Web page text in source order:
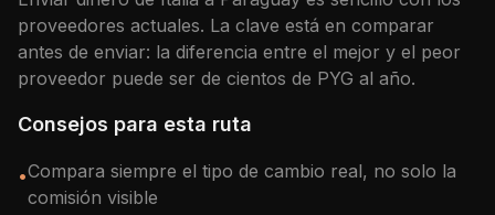
proveedores actuales. La clave está en comparar
antes de enviar: la diferencia entre el mejor y el peor
proveedor puede ser de cientos de PYG al año.
Consejos para esta ruta
•Compara siempre el tipo de cambio real, no solo la
comisión visible